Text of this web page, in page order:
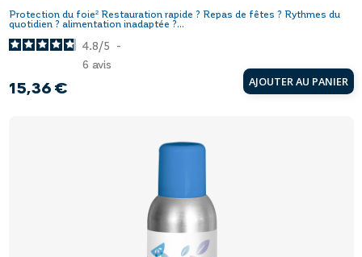
Protection du foie² Restauration rapide ? Repas de fêtes ? Rythmes du
quotidien ? alimentation inadaptée ?...
Prix
15,36 € AJOUTER AU PANIER
4.8/5 -
6 avis